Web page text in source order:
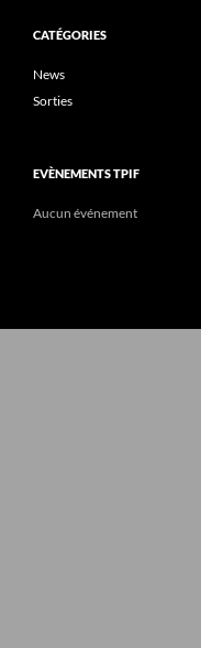
CATÉGORIES
News
Sorties
EVÈNEMENTS TPIF
Aucun événement